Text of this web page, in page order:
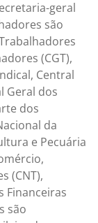
geral
são
(CGT),
Central
Geral dos
dos
da
e Pecuária
(CNT),
Financeiras
são